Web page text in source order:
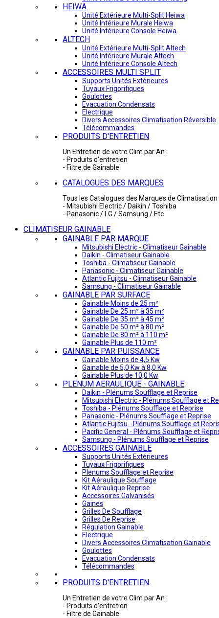
HEIWA
Unité Extérieure Multi-Split Heiwa
Unité Intérieure Murale Heiwa
Unité Intérieure Console Heiwa
ALTECH
Unité Extérieure Multi-Split Altech
Unité Intérieure Murale Altech
Unité Intérieure Console Altech
ACCESSOIRES MULTI SPLIT
Supports Unités Extérieures
Tuyaux Frigorifiques
Goulottes
Evacuation Condensats
Electrique
Divers Accessoires Climatisation Réversible
Télécommandes
PRODUITS D'ENTRETIEN
Un Entretien de votre Clim par An :
- Produits d'entretien
- Filtre de Gainable
CATALOGUES DES MARQUES
Tous les Catalogues des Marques de Climatisation
- Mitsubishi Electric / Daikin / Toshiba
- Panasonic / LG / Samsung / Etc
CLIMATISEUR GAINABLE
GAINABLE PAR MARQUE
Mitsubishi Electric - Climatiseur Gainable
Daikin - Climatiseur Gainable
Toshiba - Climatiseur Gainable
Panasonic - Climatiseur Gainable
Atlantic Fujitsu - Climatiseur Gainable
Samsung - Climatiseur Gainable
GAINABLE PAR SURFACE
Gainable Moins de 25 m²
Gainable De 25 m² à 35 m²
Gainable De 35 m² à 45 m²
Gainable De 50 m² à 80 m²
Gainable De 80 m² à 110 m²
Gainable Plus de 110 m²
GAINABLE PAR PUISSANCE
Gainable Moins de 4,5 Kw
Gainable de 5,0 Kw à 8,0 Kw
Gainable Plus de 10,0 Kw
PLENUM AERAULIQUE - GAINABLE
Daikin - Plénums Soufflage et Reprise
Mitsubishi Electric - Plénums Soufflage et
Toshiba - Plénums Soufflage et Reprise
Panasonic - Plénums Soufflage et Reprise
Atlantic Fujitsu - Plénums Soufflage et
Pacific General - Plénums Soufflage et
Samsung - Plénums Soufflage et Reprise
ACCESSOIRES GAINABLE
Supports Unités Extérieures
Tuyaux Frigorifiques
Plenums Soufflage et Reprise
Kit Aéraulique Soufflage
Kit Aéraulique Reprise
Accessoires Galvanisés
Gaines
Grilles De Soufflage
Grilles De Reprise
Régulation Gainable
Electrique
Divers Accessoires Climatisation Gainable
Goulottes
Evacuation Condensats
Télécommandes
PRODUITS D'ENTRETIEN
Un Entretien de votre Clim par An :
- Produits d'entretien
- Filtre de Gainable